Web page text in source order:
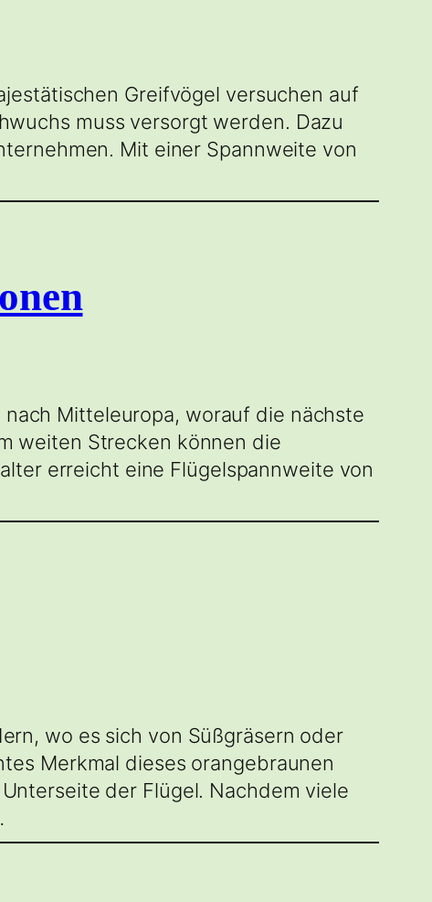
Greifvögel versuchen auf
muss versorgt werden. Dazu
Mit einer Spannweite von
Mitteleuropa, worauf die nächste
weiten Strecken können die
erreicht eine Flügelspannweite von
wo es sich von Süßgräsern oder
Merkmal dieses orangebraunen
der Flügel. Nachdem viele